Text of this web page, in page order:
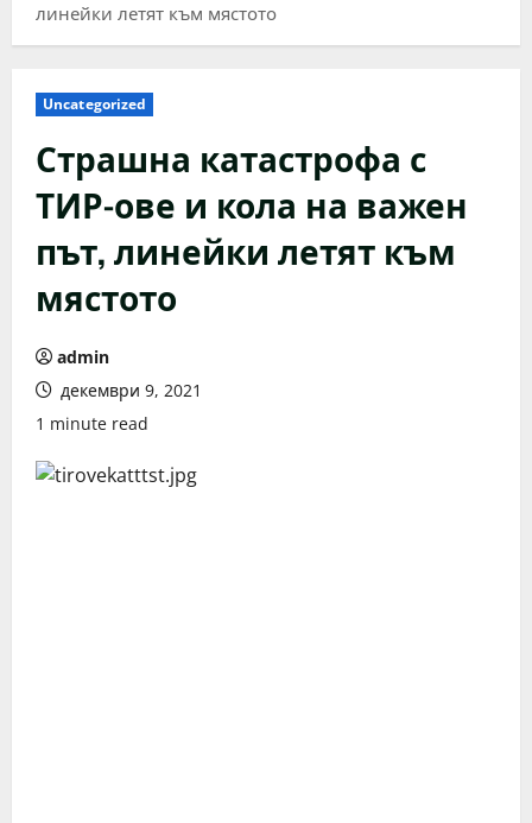
линейки летят към мястото
Uncategorized
Страшна катастрофа с
ТИР-ове и кола на важен
път, линейки летят към
мястото
admin
декември 9, 2021
1 minute read